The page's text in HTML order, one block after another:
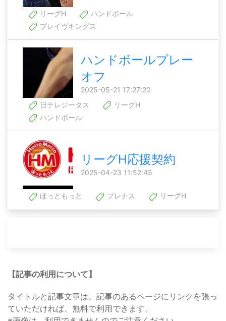
リーグH
ハンドボール
ブレイヴキングス
ハンドボールプレー
オフ
2025-05-21 17:27:20
日テレジータス
リーグH
ハンドボール
リーグH応援契約
2025-04-23 11:52:45
ほっともっと プレナス リーグH
【記事の利用について】
タイトルと記事文章は、記事のあるページにリンクを張っ
ていただければ、無料で利用できます。